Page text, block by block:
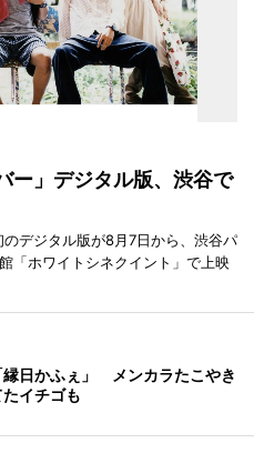
ー」デジタル版、渋谷で
デジタル版が8月7日から、渋谷パ
「ホワイトシネクイント」で上映
縁日かふぇ」 メンカラたこやき
イチゴも